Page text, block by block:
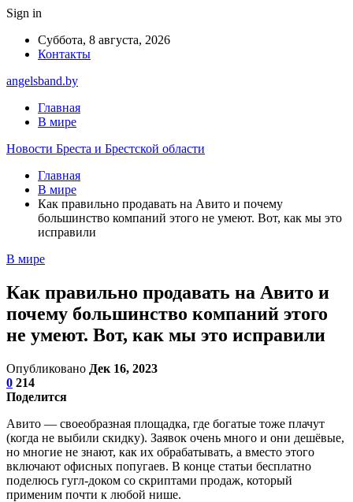
Sign in
Суббота, 8 августа, 2026
Контакты
angelsband.by
Главная
В мире
Новости Бреста и Брестской области
Главная
В мире
Как правильно продавать на Авито и почему
большинство компаний этого не умеют. Вот, как мы это
исправили
В мире
Как правильно продавать на Авито и
почему большинство компаний этого
не умеют. Вот, как мы это исправили
Опубликовано Дек 16, 2023
0 214
Поделится
Авито — своеобразная площадка, где богатые тоже плачут
(когда не выбили скидку). Заявок очень много и они дешёвые,
но многие не знают, как их обрабатывать, а вместо этого
включают офисных попугаев. В конце статьи бесплатно
поделюсь гугл-доком со скриптами продаж, который
применим почти к любой нише.